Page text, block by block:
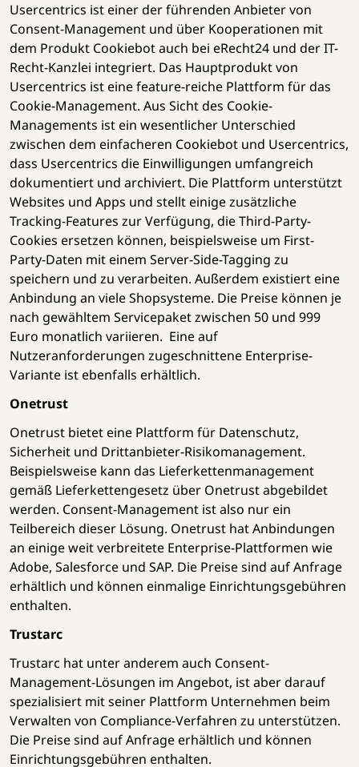
Usercentrics ist einer der führenden Anbieter von
Consent-Management und über Kooperationen mit
dem Produkt Cookiebot auch bei eRecht24 und der IT-
Recht-Kanzlei integriert. Das Hauptprodukt von
Usercentrics ist eine feature-reiche Plattform für das
Cookie-Management. Aus Sicht des Cookie-
Managements ist ein wesentlicher Unterschied
zwischen dem einfacheren Cookiebot und Usercentrics,
dass Usercentrics die Einwilligungen umfangreich
dokumentiert und archiviert. Die Plattform unterstützt
Websites und Apps und stellt einige zusätzliche
Tracking-Features zur Verfügung, die Third-Party-
Cookies ersetzen können, beispielsweise um First-
Party-Daten mit einem Server-Side-Tagging zu
speichern und zu verarbeiten. Außerdem existiert eine
Anbindung an viele Shopsysteme. Die Preise können je
nach gewähltem Servicepaket zwischen 50 und 999
Euro monatlich variieren. Eine auf
Nutzeranforderungen zugeschnittene Enterprise-
Variante ist ebenfalls erhältlich.
Onetrust
Onetrust bietet eine Plattform für Datenschutz,
Sicherheit und Drittanbieter-Risikomanagement.
Beispielsweise kann das Lieferkettenmanagement
gemäß Lieferkettengesetz über Onetrust abgebildet
werden. Consent-Management ist also nur ein
Teilbereich dieser Lösung. Onetrust hat Anbindungen
an einige weit verbreitete Enterprise-Plattformen wie
Adobe, Salesforce und SAP. Die Preise sind auf Anfrage
erhältlich und können einmalige Einrichtungsgebühren
enthalten.
Trustarc
Trustarc hat unter anderem auch Consent-
Management-Lösungen im Angebot, ist aber darauf
spezialisiert mit seiner Plattform Unternehmen beim
Verwalten von Compliance-Verfahren zu unterstützen.
Die Preise sind auf Anfrage erhältlich und können
Einrichtungsgebühren enthalten.